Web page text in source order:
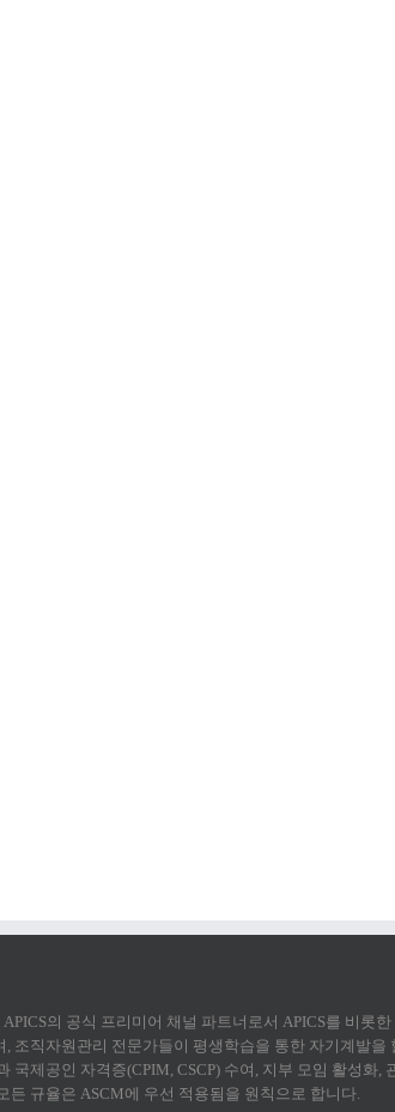
의 공식 프리미어 채널 파트너로서 APICS를 비롯
조직자원관리 전문가들이 평생학습을 통한 자기계발을
국제공인 자격증(CPIM, CSCP) 수여, 지부 모임 활성화,
든 규율은 ASCM에 우선 적용됨을 원칙으로 합니다.